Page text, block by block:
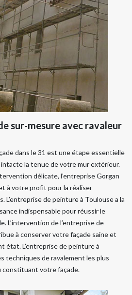
sur-mesure avec ravaleur
dans le 31 est une étape essentielle
la tenue de votre mur extérieur.
délicate, l’entreprise Gorgan
à votre profit pour la réaliser
L’entreprise de peinture à Toulouse a la
indispensable pour réussir le
L’intervention de l’entreprise de
à conserver votre façade saine et
état. L’entreprise de peinture à
techniques de ravalement les plus
constituant votre façade.